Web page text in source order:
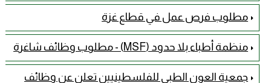
مطلوب فرص عمل في قطاع غزة
منظمة أطباء بلا حدود (MSF) - مطلوب وظائف شاغرة
جمعية العون الطبي للفلسطينيين تعلن عن وظائف